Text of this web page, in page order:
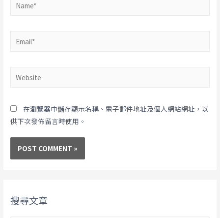
在瀏覽器中儲存顯示名稱、電子郵件地址及個人網站網址，以
供下次發佈留言時使用。
搜尋文章